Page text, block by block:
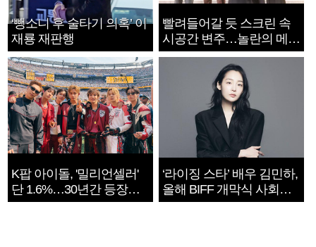
‘뺑소니 후 술타기 의혹’ 이
재룡 재판행
빨려들어갈 듯 스크린 속
시공간 변주…놀란의 메시
지는 ‘전쟁 속죄’
K팝 아이돌, '밀리언셀러'
단 1.6%…30년간 등장
1182개팀 전수조사
‘라이징 스타’ 배우 김민하,
올해 BIFF 개막식 사회자
확정